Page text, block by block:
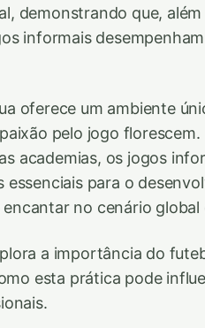
demonstrando que,
informais
oferece um ambiente
pelo jogo
academias, os jogos
essenciais para o
encantar no cenário
a importância do
esta prática pode